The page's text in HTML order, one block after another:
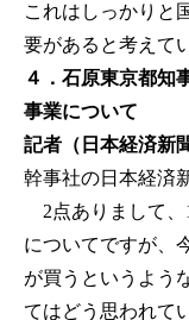
これはしっかりと
要があると考えて
４．石原東京都知
事業について
記者（日本経済新
幹事社の日本経済
2点ありまして、
についてですが、
が買うというよう
てはどう思われて